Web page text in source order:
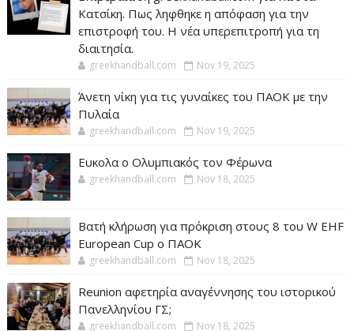
Κατσίκη. Πως ληφθηκε η απόφαση για την
επιστροφή του. Η νέα υπερεπιτροπή για τη
διαιτησία.
greekhandball.com Nov 19, 2025
Άνετη νίκη για τις γυναίκες του ΠΑΟΚ με την
Πυλαία
greekhandball.com Nov 19, 2025
Ευκολα ο Ολυμπιακός τον Φέρωνα
greekhandball.com Nov 18, 2025
Βατή κλήρωση για πρόκριση στους 8 του W EHF
European Cup ο ΠΑΟΚ
greekhandball.com Nov 18, 2025
Reunion αφετηρία αναγέννησης του ιστορικού
Πανελληνίου ΓΣ;
greekhandball.com Nov 18, 2025